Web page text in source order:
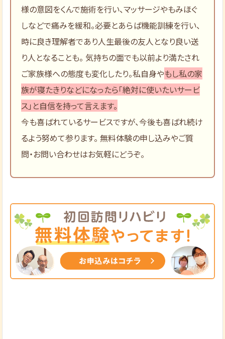
様の意図をくんで施術を行い、マッサージやもみほぐ
しなどで痛みを緩和。必要とあらば機能訓練を行い、
時に良き理解者であり人生最後の友人となり良い送
り人となることも。 気持ちの面でも以前より満たされ
ご家族様への態度も変化したり。私自身やもし私の家
族が寝たきりなどになったら「絶対に使いたいサービ
ス」と自信を持って言えます。
今も喜ばれているサービスですが、今後も喜ばれ続け
るよう努めて参ります。 無料体験の申し込みやご質
問・お問い合わせはお気軽にどうぞ。